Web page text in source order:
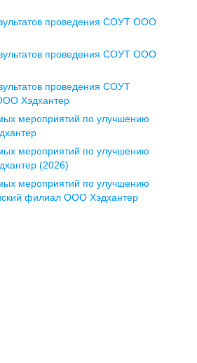
10,
этаж 3,
20,
проведения СОУТ ООО
проведения СОУТ ООО
проведения СОУТ
Хэдхантер
мероприятий по улучшению
мероприятий по улучшению
(2026)
мероприятий по улучшению
филиал ООО Хэдхантер